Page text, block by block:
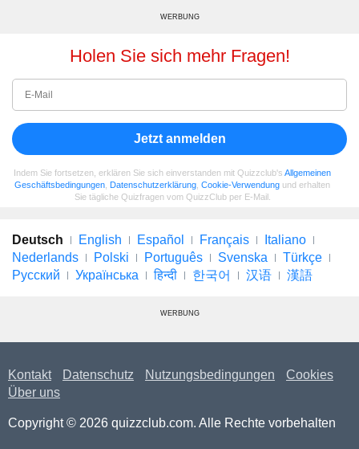
WERBUNG
Holen Sie sich mehr Fragen!
Jetzt anmelden
Indem Sie fortsetzen, erklären Sie sich einverstanden mit Quizzclub's Allgemeinen
Geschäftsbedingungen Datenschutzerklärung Cookie-Verwendung und erhalten
Sie tägliche Quizfragen vom QuizzClub per E-Mail.
Deutsch English Español Français
Italiano
Nederlands
Polski Português Svenska
Türkçe
Русский
Українська हिन्दी 한국어 汉语 漢語
WERBUNG
Kontakt Datenschutz Nutzungsbedingungen
Cookies
Über uns
Copyright © 2026 quizzclub.com. Alle Rechte vorbehalten